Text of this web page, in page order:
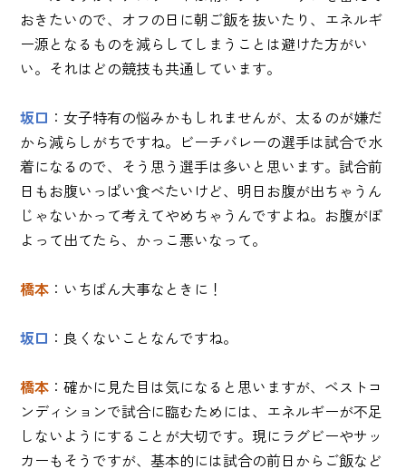
おきたいので、オフの日に朝ご飯を抜いたり、エネルギ
ー源となるものを減らしてしまうことは避けた方がい
い。それはどの競技も共通しています。
坂口 ：女子特有の悩みかもしれませんが、太るのが嫌だ
から減らしがちですね。ビーチバレーの選手は試合で水
着になるので、そう思う選手は多いと思います。試合前
日もお腹いっぱい食べたいけど、明日お腹が出ちゃうん
じゃないかって考えてやめちゃうんですよね。お腹がぽ
よって出てたら、かっこ悪いなって。
橋本 ：いちばん大事なときに！
坂口 ：良くないことなんですね。
橋本 ：確かに見た目は気になると思いますが、ベストコ
ンディションで試合に臨むためには、エネルギーが不足
しないようにすることが大切です。現にラグビーやサッ
カーもそうですが、基本的には試合の前日からご飯など